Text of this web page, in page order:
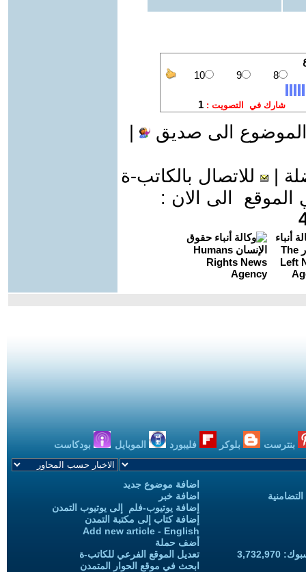
الى صديق
للاتصال بالكاتب-ة
الى الان :
بنترست بلوكر فليبورد الموبايل بودكاست
اضافة موضوع جديد
اضافة خبر
إضافة يوتيوب-فلم إلى يوتيوب التمدن
إضافة كتاب إلى مكتبة التمدن
Add new article - English
أضف حملة
تعديل الموقع الفرعي للكاتب-ة
ابحث في موقع الحوار المتمدن